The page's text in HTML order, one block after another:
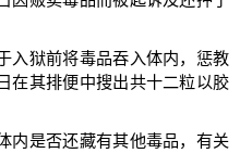
入狱前将毒品吞入体内，惩教
在其排便中搜出共十二粒以胶
内是否还藏有其他毒品，有关